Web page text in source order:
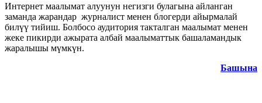
Интернет маалымат алуунун негизги булагына айланган
заманда жарандар журналист менен блогерди айырмалай
билүү тийиш. Болбосо аудитория такталган маалымат менен
жеке пикирди ажырата албай маалыматтык башаламандык
жаралышы мүмкүн.
Башына